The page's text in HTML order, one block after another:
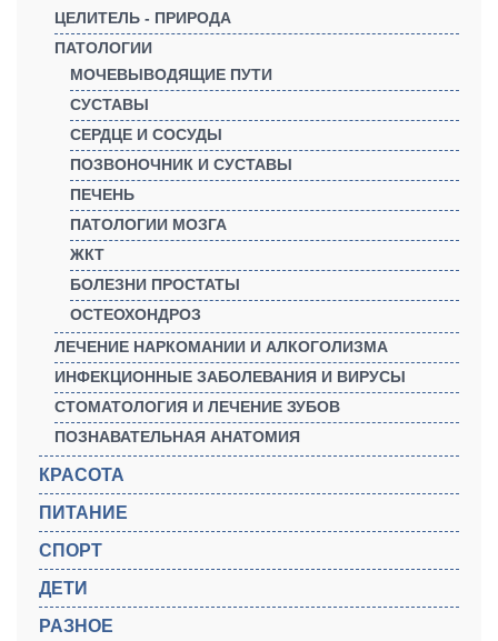
ЦЕЛИТЕЛЬ - ПРИРОДА
ПАТОЛОГИИ
МОЧЕВЫВОДЯЩИЕ ПУТИ
СУСТАВЫ
СЕРДЦЕ И СОСУДЫ
ПОЗВОНОЧНИК И СУСТАВЫ
ПЕЧЕНЬ
ПАТОЛОГИИ МОЗГА
ЖКТ
БОЛЕЗНИ ПРОСТАТЫ
ОСТЕОХОНДРОЗ
ЛЕЧЕНИЕ НАРКОМАНИИ И АЛКОГОЛИЗМА
ИНФЕКЦИОННЫЕ ЗАБОЛЕВАНИЯ И ВИРУСЫ
СТОМАТОЛОГИЯ И ЛЕЧЕНИЕ ЗУБОВ
ПОЗНАВАТЕЛЬНАЯ АНАТОМИЯ
КРАСОТА
ПИТАНИЕ
СПОРТ
ДЕТИ
РАЗНОЕ